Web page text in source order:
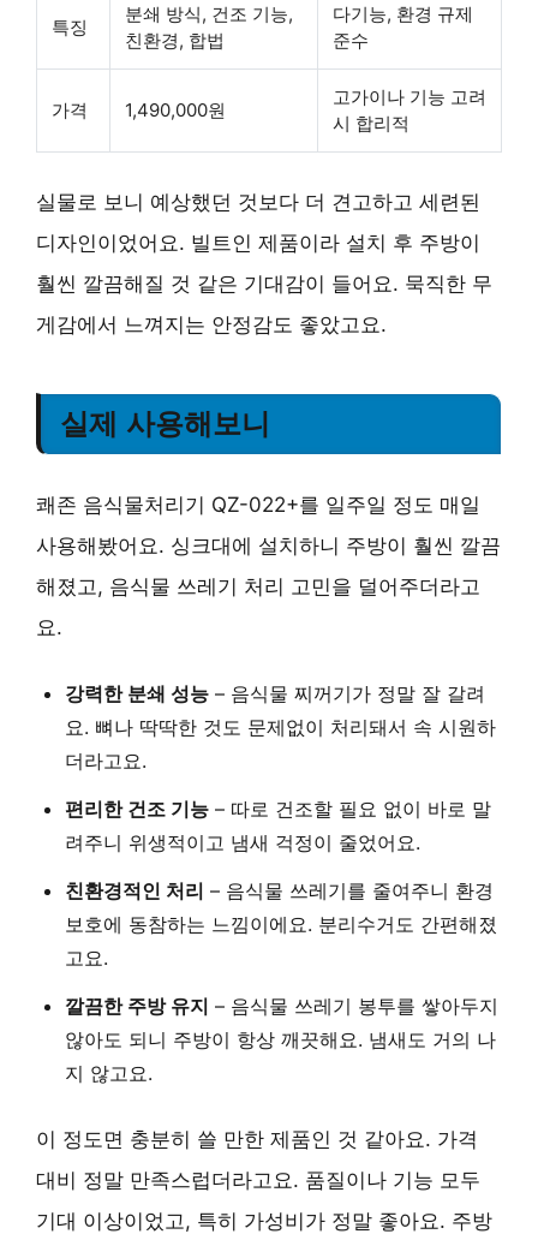
특징
분쇄 방식, 건조 기능,
친환경, 합법
다기능, 환경 규제
준수
가격 1,490,000원
고가이나 기능 고려
시 합리적
실물로 보니 예상했던 것보다 더 견고하고 세련된
디자인이었어요. 빌트인 제품이라 설치 후 주방이
훨씬 깔끔해질 것 같은 기대감이 들어요. 묵직한 무
게감에서 느껴지는 안정감도 좋았고요.
실제 사용해보니
쾌존 음식물처리기 QZ-022+를 일주일 정도 매일
사용해봤어요. 싱크대에 설치하니 주방이 훨씬 깔끔
해졌고, 음식물 쓰레기 처리 고민을 덜어주더라고
요.
강력한 분쇄 성능 – 음식물 찌꺼기가 정말 잘 갈려
요. 뼈나 딱딱한 것도 문제없이 처리돼서 속 시원하
더라고요.
편리한 건조 기능 – 따로 건조할 필요 없이 바로 말
려주니 위생적이고 냄새 걱정이 줄었어요.
친환경적인 처리 – 음식물 쓰레기를 줄여주니 환경
보호에 동참하는 느낌이에요. 분리수거도 간편해졌
고요.
깔끔한 주방 유지 – 음식물 쓰레기 봉투를 쌓아두지
않아도 되니 주방이 항상 깨끗해요. 냄새도 거의 나
지 않고요.
이 정도면 충분히 쓸 만한 제품인 것 같아요. 가격
대비 정말 만족스럽더라고요. 품질이나 기능 모두
기대 이상이었고, 특히 가성비가 정말 좋아요. 주방